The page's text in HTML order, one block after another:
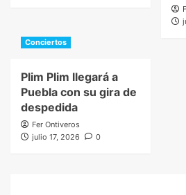
Conciertos
Plim Plim llegará a
Puebla con su gira de
despedida
Fer Ontiveros
julio 17, 2026
0